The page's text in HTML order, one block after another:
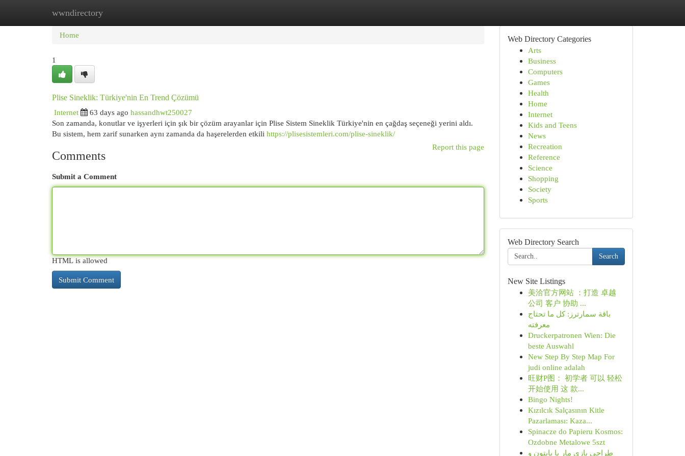
wwndirectory
Home New Site Listings
Home
1
Plise Sineklik: Türkiye'nin En Trend Çözümü
Internet
63 days ago hassandhwt250027
Son zamanda, konutlar ve işyerleri için şık bir çözüm arayanlar için Plise Sistem Sineklik Türkiye'nin en çağdaş seçeneği yerini aldı.
Bu sistem, hem zarif sunarken aynı zamanda da haşerelerden etkili https://plisesistemleri.com/plise-sineklik/
Report this page
Comments
Submit a Comment
HTML is allowed
Web Directory Categories
Arts
Business
Computers
Games
Health
Home
Internet
Kids and Teens
News
Recreation
Reference
Science
Shopping
Society
Sports
Web Directory Search
Search
New Site Listings
美洽官方网站 ：打造 卓越
公司 客户 协助 ...
باقة سمارترز: كل ما تحتاج
معرفته
Druckerpatronen Wien: Die
beste Auswahl
New Step By Step Map For
judi online adalah
旺财P图： 初学者 可以 轻松
开始使用 这 款...
Bingo Nights!
Kızılcık Salçasının Kitle
Pazarlaması: Kaza...
Spinacze do Papieru Kosmos:
Ozdobne Metalowe 5szt
طراحی بازی مار با پایتون و